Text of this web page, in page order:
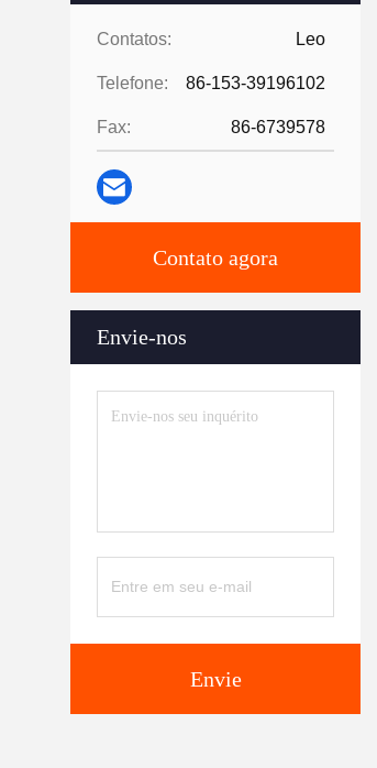
Contatos: Leo
Telefone: 86-153-39196102
Fax: 86-6739578
Contato agora
Envie-nos
Envie